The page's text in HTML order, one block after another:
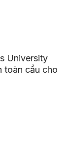
University
toàn cầu cho